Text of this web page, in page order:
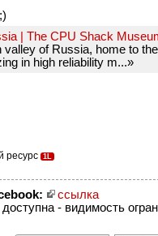
| The CPU Shack
of Russia, home to
in high reliability m...»
ресурс 1L
ссылка
- видимость